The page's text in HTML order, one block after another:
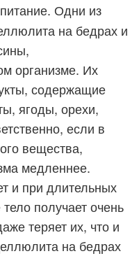
Одни из
на бедрах и
организме. Их
содержащие
ягоды, орехи,
если в
вещества,
медленнее.
и при длительных
получает очень
теряет их, что и
на бедрах